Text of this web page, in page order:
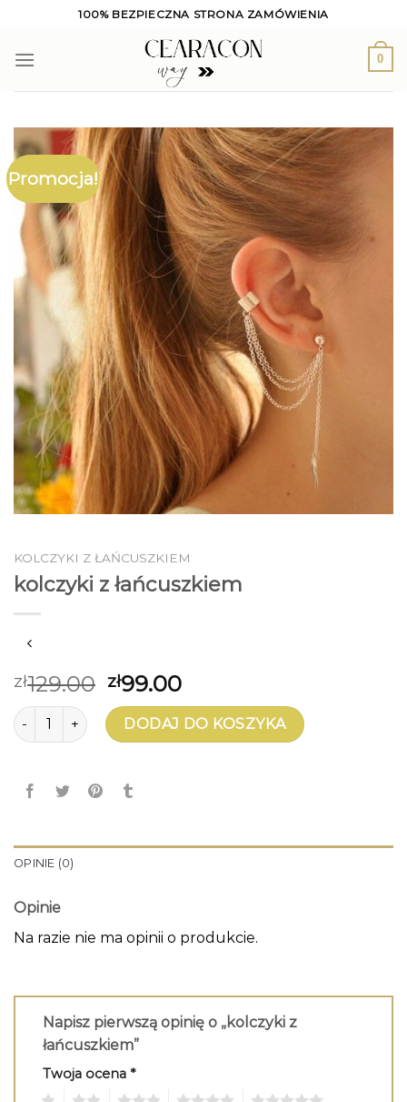
content
100% BEZPIECZNA STRONA ZAMÓWIENIA
0
Promocja!
KOLCZYKI Z ŁAŃCUSZKIEM
kolczyki z łańcuszkiem
zł129.00 zł99.00
ilość kolczyki z łańcuszkiemDODAJ DO KOSZYKA
OPINIE (0)
Opinie
Na razie nie ma opinii o produkcie.
Napisz pierwszą opinię o „kolczyki z
łańcuszkiem”
Twoja ocena *